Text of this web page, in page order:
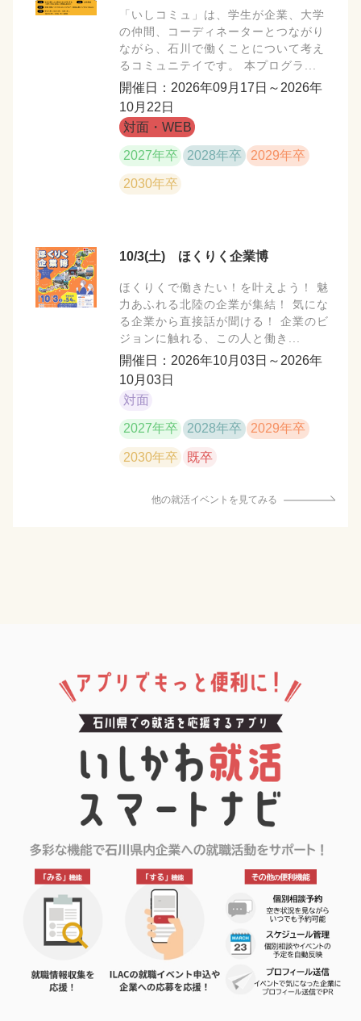
「いしコミュ」は、学生が企業、大学
の仲間、コーディネーターとつながり
ながら、石川で働くことについて考え
るコミュニテイです。 本プログラ...
開催日：2026年09月17日～2026年
10月22日
対面・WEB
2027年卒 2028年卒 2029年卒
2030年卒
10/3(土) ほくりく企業博
ほくりくで働きたい！を叶えよう！ 魅
力あふれる北陸の企業が集結！ 気にな
る企業から直接話が聞ける！ 企業のビ
ジョンに触れる、この人と働き...
開催日：2026年10月03日～2026年
10月03日
対面
2027年卒 2028年卒 2029年卒
2030年卒 既卒
他の就活イベントを見てみる